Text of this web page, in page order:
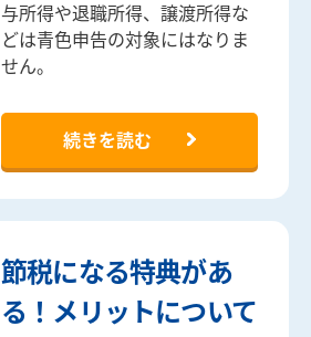
与所得や退職所得、譲渡所得な
どは青色申告の対象にはなりま
せん。
続きを読む
節税になる特典があ
る！メリットについて